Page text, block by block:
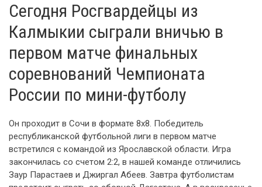
Сегодня Росгвардейцы из
Калмыкии сыграли вничью в
первом матче финальных
соревнований Чемпионата
России по мини-футболу
Он проходит в Сочи в формате 8х8. Победитель
республиканской футбольной лиги в первом матче
встретился с командой из Ярославской области. Игра
закончилась со счетом 2:2, в нашей команде отличились
Заур Парастаев и Джиргал Абеев. Завтра футболистам